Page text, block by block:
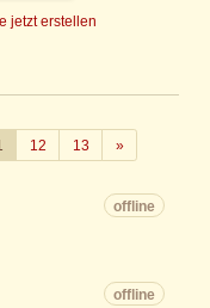
jetzt erstellen
12 13 »Weiter
offline
offline